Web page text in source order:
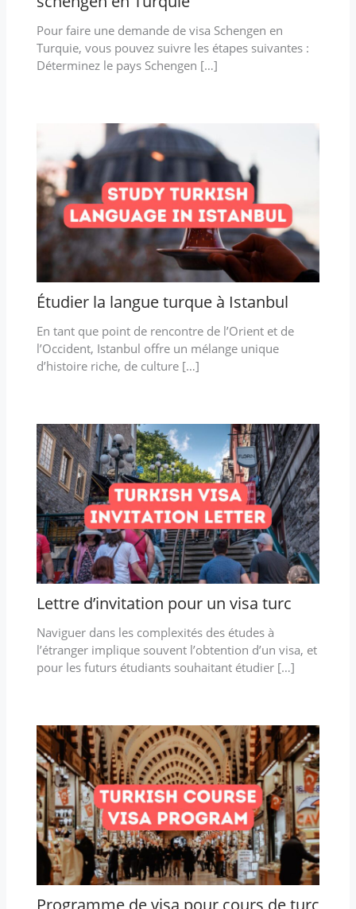
Pour faire une demande de visa Schengen en
Turquie, vous pouvez suivre les étapes suivantes :
Déterminez le pays Schengen […]
Étudier la langue turque à Istanbul
En tant que point de rencontre de l’Orient et de
l’Occident, Istanbul offre un mélange unique
d’histoire riche, de culture […]
Lettre d’invitation pour un visa turc
Naviguer dans les complexités des études à
l’étranger implique souvent l’obtention d’un visa, et
pour les futurs étudiants souhaitant étudier […]
Programme de visa pour cours de turc